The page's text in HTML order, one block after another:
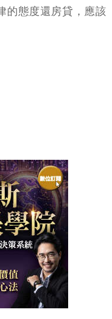
的態度還房貸，應該